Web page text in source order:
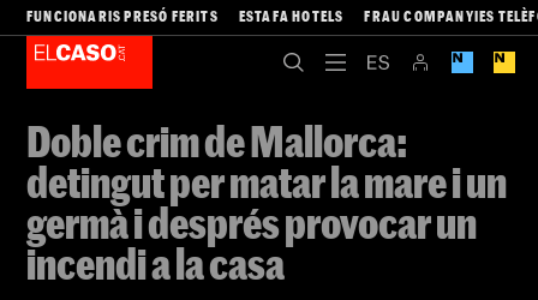
FUNCIONARIS PRESÓ FERITS ESTAFA HOTELS FRAU COMPANYIES
Doble crim de Mallorca:
detingut per matar la mare i un
germà i després provocar un
incendi a la casa